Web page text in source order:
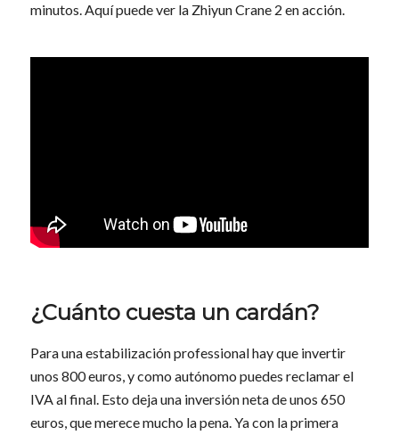
minutos. Aquí puede ver la Zhiyun Crane 2 en acción.
¿Cuánto cuesta un cardán?
Para una estabilización professional hay que invertir
unos 800 euros, y como autónomo puedes reclamar el
IVA al final. Esto deja una inversión neta de unos 650
euros, que merece mucho la pena. Ya con la primera